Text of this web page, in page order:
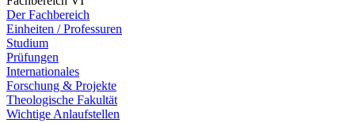
Der Fachbereich
Einheiten / Professuren
Studium
Prüfungen
Internationales
Forschung & Projekte
Theologische Fakultät
Wichtige Anlaufstellen